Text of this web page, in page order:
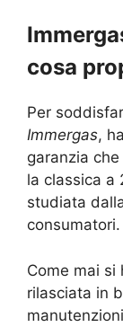
cosa
Per
Immergas,
garanzia
la classica a
studiata
consumatori.
Come mai si
rilasciata in